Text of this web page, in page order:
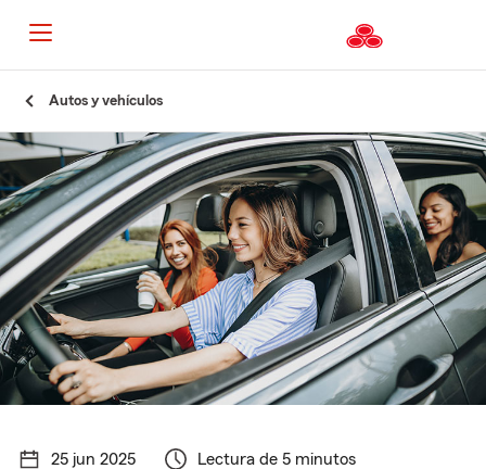
Autos y vehículos
25 jun 2025 Lectura de 5 minutos